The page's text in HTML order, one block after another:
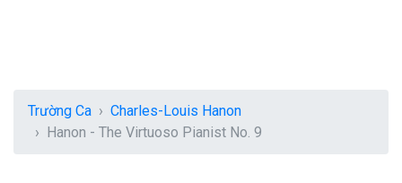
Trường Ca
Charles-Louis Hanon
Hanon - The Virtuoso Pianist No. 9